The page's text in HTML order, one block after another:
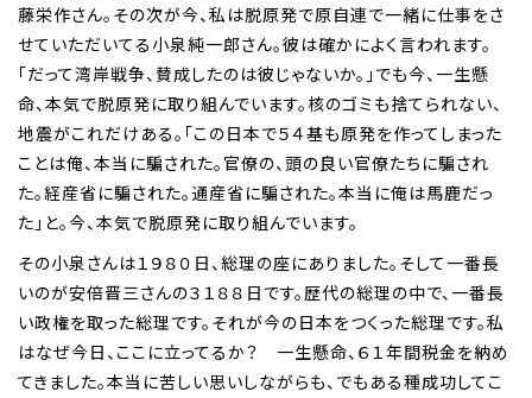
藤栄作さん。その次が今、私は脱原発で原自連で一緒に仕事をさ
せていただいてる小泉純一郎さん。彼は確かによく言われます。
「だって湾岸戦争、賛成したのは彼じゃないか。」でも今、一生懸
命、本気で脱原発に取り組んでいます。核のゴミも捨てられない、
地震がこれだけある。「この日本で５４基も原発を作ってしまった
ことは俺、本当に騙された。官僚の、頭の良い官僚たちに騙され
た。経産省に騙された。通産省に騙された。本当に俺は馬鹿だっ
た」と。今、本気で脱原発に取り組んでいます。
その小泉さんは１９８０日、総理の座にありました。そして一番長
いのが安倍晋三さんの３１８８日です。歴代の総理の中で、一番長
い政権を取った総理です。それが今の日本をつくった総理です。私
はなぜ今日、ここに立ってるか？ 一生懸命、６１年間税金を納め
てきました。本当に苦しい思いしながらも、でもある種成功してこ